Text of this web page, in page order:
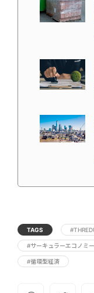
TAGS
#サーキュラーエコノミー
#循環型経済